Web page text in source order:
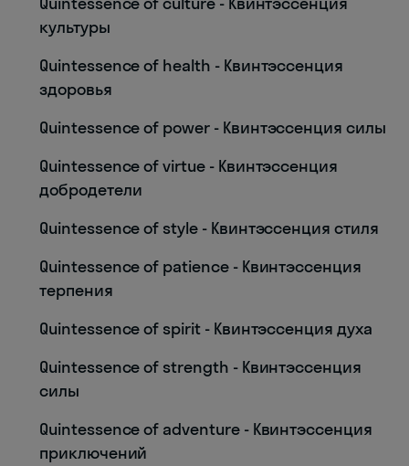
культуры
Quintessence of health - Квинтэссенция
здоровья
Quintessence of power - Квинтэссенция силы
Quintessence of virtue - Квинтэссенция
добродетели
Quintessence of style - Квинтэссенция стиля
Quintessence of patience - Квинтэссенция
терпения
Quintessence of spirit - Квинтэссенция духа
Quintessence of strength - Квинтэссенция
силы
Quintessence of adventure - Квинтэссенция
приключений